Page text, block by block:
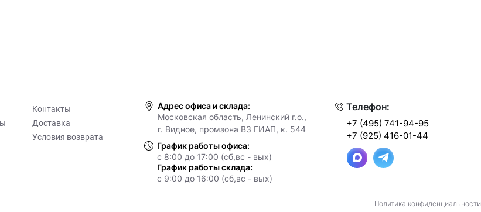
Контакты
Доставка
Условия возврата
Адрес офиса и склада:
Московская область, Ленинский г.о.,
г. Видное, промзона ВЗ ГИАП, к. 544
График работы офиса:
с 8:00 до 17:00 (сб,вс - вых)
График работы склада:
с 9:00 до 16:00 (сб,вс - вых)
Телефон:
+7 (495) 741-94-95
+7 (925) 416-01-44
Политика конфиденциальности